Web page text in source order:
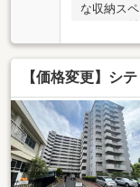
な収納ス
デコマド
ットと一
社リビン
のリビン
ーンアド
パート・
フプラン
のお問合
【価格変更】シ